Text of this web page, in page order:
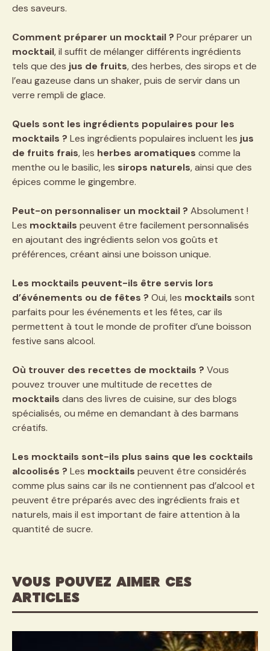
des saveurs.
Comment préparer un mocktail ? Pour préparer un
mocktail, il suffit de mélanger différents ingrédients
tels que des jus de fruits, des herbes, des sirops et de
l’eau gazeuse dans un shaker, puis de servir dans un
verre rempli de glace.
Quels sont les ingrédients populaires pour les
mocktails ? Les ingrédients populaires incluent les jus
de fruits frais, les herbes aromatiques comme la
menthe ou le basilic, les sirops naturels, ainsi que des
épices comme le gingembre.
Peut-on personnaliser un mocktail ? Absolument !
Les mocktails peuvent être facilement personnalisés
en ajoutant des ingrédients selon vos goûts et
préférences, créant ainsi une boisson unique.
Les mocktails peuvent-ils être servis lors
d’événements ou de fêtes ? Oui, les mocktails sont
parfaits pour les événements et les fêtes, car ils
permettent à tout le monde de profiter d’une boisson
festive sans alcool.
Où trouver des recettes de mocktails ? Vous
pouvez trouver une multitude de recettes de
mocktails dans des livres de cuisine, sur des blogs
spécialisés, ou même en demandant à des barmans
créatifs.
Les mocktails sont-ils plus sains que les cocktails
alcoolisés ? Les mocktails peuvent être considérés
comme plus sains car ils ne contiennent pas d’alcool et
peuvent être préparés avec des ingrédients frais et
naturels, mais il est important de faire attention à la
quantité de sucre.
VOUS POUVEZ AIMER CES
ARTICLES